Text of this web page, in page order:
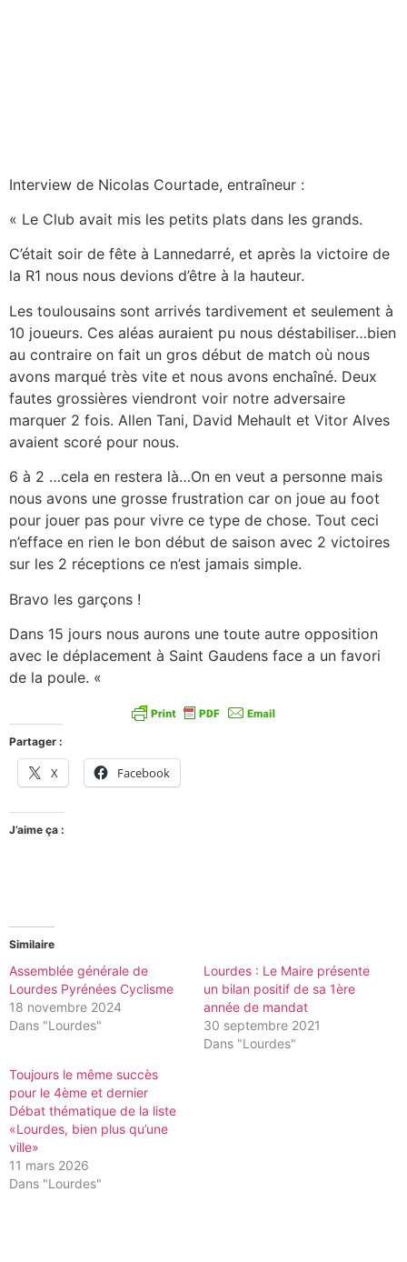
Interview de Nicolas Courtade, entraîneur :
« Le Club avait mis les petits plats dans les grands.
C’était soir de fête à Lannedarré, et après la victoire de
la R1 nous nous devions d’être à la hauteur.
Les toulousains sont arrivés tardivement et seulement à
10 joueurs. Ces aléas auraient pu nous déstabiliser…bien
au contraire on fait un gros début de match où nous
avons marqué très vite et nous avons enchaîné. Deux
fautes grossières viendront voir notre adversaire
marquer 2 fois. Allen Tani, David Mehault et Vitor Alves
avaient scoré pour nous.
6 à 2 …cela en restera là…On en veut a personne mais
nous avons une grosse frustration car on joue au foot
pour jouer pas pour vivre ce type de chose. Tout ceci
n’efface en rien le bon début de saison avec 2 victoires
sur les 2 réceptions ce n’est jamais simple.
Bravo les garçons !
Dans 15 jours nous aurons une toute autre opposition
avec le déplacement à Saint Gaudens face a un favori
de la poule. «
Partager :
X Facebook
J’aime ça :
Similaire
Assemblée générale de
Lourdes Pyrénées Cyclisme
18 novembre 2024
Dans "Lourdes"
Lourdes : Le Maire présente
un bilan positif de sa 1ère
année de mandat
30 septembre 2021
Dans "Lourdes"
Toujours le même succès
pour le 4ème et dernier
Débat thématique de la liste
«Lourdes, bien plus qu’une
ville»
11 mars 2026
Dans "Lourdes"